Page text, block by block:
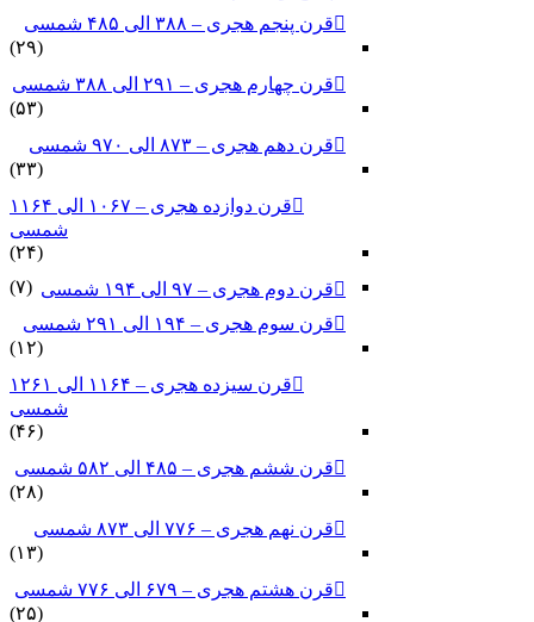
قرن پنجم هجری – ۳۸۸ الی ۴۸۵ شمسی
(۲۹)
قرن چهارم هجری – ۲۹۱ الی ۳۸۸ شمسی
(۵۳)
قرن دهم هجری – ۸۷۳ الی ۹۷۰ شمسی
(۳۳)
قرن دوازده هجری – ۱۰۶۷ الی ۱۱۶۴
شمسی
(۲۴)
قرن دوم هجری – ۹۷ الی ۱۹۴ شمسی
(۷)
قرن سوم هجری – ۱۹۴ الی ۲۹۱ شمسی
(۱۲)
قرن سیزده هجری – ۱۱۶۴ الی ۱۲۶۱
شمسی
(۴۶)
قرن ششم هجری – ۴۸۵ الی ۵۸۲ شمسی
(۲۸)
قرن نهم هجری – ۷۷۶ الی ۸۷۳ شمسی
(۱۳)
قرن هشتم هجری – ۶۷۹ الی ۷۷۶ شمسی
(۲۵)